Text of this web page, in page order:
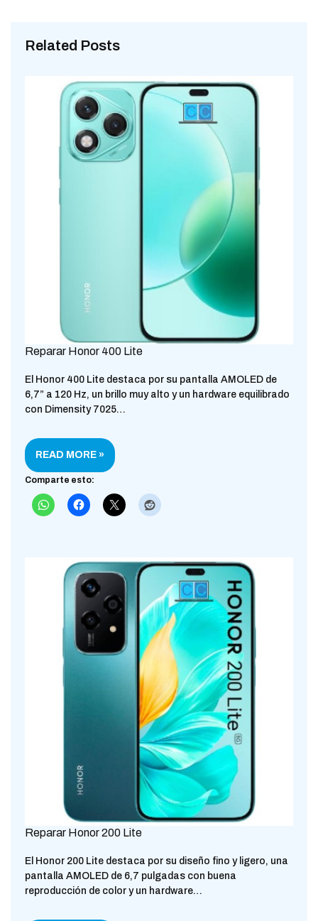
Related Posts
Reparar Honor 400 Lite
El Honor 400 Lite destaca por su pantalla AMOLED de
6,7” a 120 Hz, un brillo muy alto y un hardware equilibrado
con Dimensity 7025…
READ MORE »
Comparte esto:
Reparar Honor 200 Lite
El Honor 200 Lite destaca por su diseño fino y ligero, una
pantalla AMOLED de 6,7 pulgadas con buena
reproducción de color y un hardware…